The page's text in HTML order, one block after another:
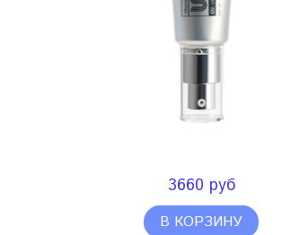
3660 руб
В КОРЗИНУ